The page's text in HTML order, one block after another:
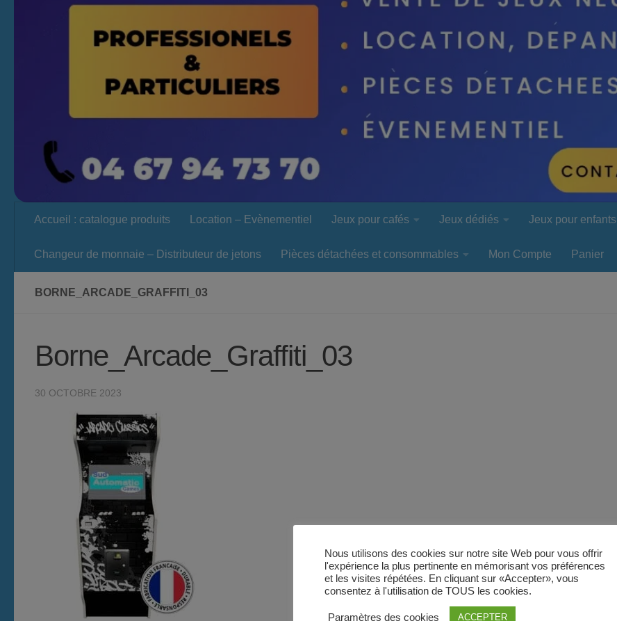
Accueil : catalogue produits Location – Evènementiel Jeux pour cafés Jeux dédiés Jeux pour enfants
Changeur de monnaie – Distributeur de jetons Pièces détachées et consommables Mon Compte Panier
BORNE_ARCADE_GRAFFITI_03
Borne_Arcade_Graffiti_03
30 OCTOBRE 2023
Nous utilisons des cookies sur notre site Web pour vous offrir
l'expérience la plus pertinente en mémorisant vos préférences
et les visites répétées. En cliquant sur «Accepter», vous
consentez à l'utilisation de TOUS les cookies.
Paramètres des cookies ACCEPTER